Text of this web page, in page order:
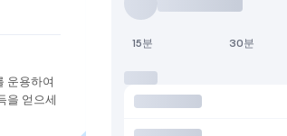
운용하여
을 얻으세
15분 30분